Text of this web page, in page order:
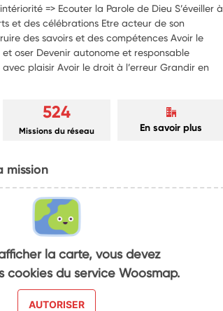
=> Ecouter la Parole de Dieu S’éveiller à
et des célébrations Etre acteur de son
des savoirs et des compétences Avoir le
oser Devenir autonome et responsable
avec plaisir Avoir le droit à l’erreur Grandir en
524
Missions du réseau En savoir plus
mission
la carte, vous devez
cookies du service Woosmap.
AUTORISER